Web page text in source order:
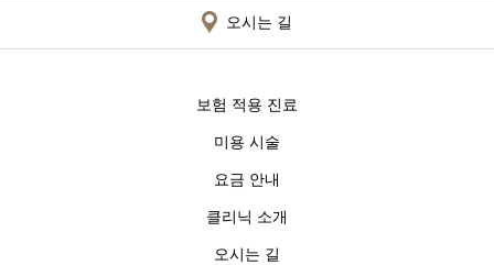
오시는 길
보험 적용 진료
미용 시술
요금 안내
클리닉 소개
오시는 길